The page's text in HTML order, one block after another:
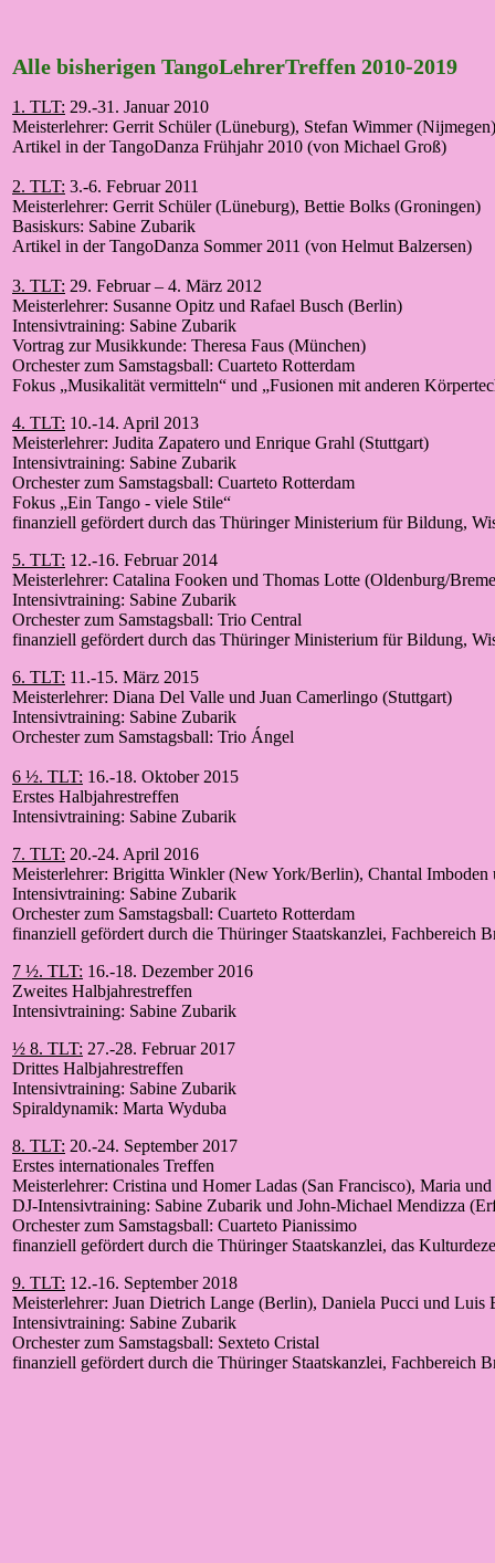
Alle bisherigen TangoLehrerTreffen 2010-2019
1. TLT: 29.-31. Januar 2010
Meisterlehrer: Gerrit Schüler (Lüneburg), Stefan Wimmer (Nijmegen)
Artikel in der TangoDanza Frühjahr 2010 (von Michael Groß)
2. TLT: 3.-6. Februar 2011
Meisterlehrer: Gerrit Schüler (Lüneburg), Bettie Bolks (Groningen)
Basiskurs: Sabine Zubarik
Artikel in der TangoDanza Sommer 2011 (von Helmut Balzersen)
3. TLT: 29. Februar – 4. März 2012
Meisterlehrer: Susanne Opitz und Rafael Busch (Berlin)
Intensivtraining: Sabine Zubarik
Vortrag zur Musikkunde: Theresa Faus (München)
Orchester zum Samstagsball: Cuarteto Rotterdam
Fokus „Musikalität vermitteln“ und „Fusionen mit anderen
4. TLT: 10.-14. April 2013
Meisterlehrer: Judita Zapatero und Enrique Grahl (Stuttgart)
Intensivtraining: Sabine Zubarik
Orchester zum Samstagsball: Cuarteto Rotterdam
Fokus „Ein Tango - viele Stile“
finanziell gefördert durch das Thüringer Ministerium für Bildung,
5. TLT: 12.-16. Februar 2014
Meisterlehrer: Catalina Fooken und Thomas Lotte (Oldenburg/
Intensivtraining: Sabine Zubarik
Orchester zum Samstagsball: Trio Central
finanziell gefördert durch das Thüringer Ministerium für Bildung,
6. TLT: 11.-15. März 2015
Meisterlehrer: Diana Del Valle und Juan Camerlingo (Stuttgart)
Intensivtraining: Sabine Zubarik
Orchester zum Samstagsball: Trio Ángel
6 ½. TLT: 16.-18. Oktober 2015
Erstes Halbjahrestreffen
Intensivtraining: Sabine Zubarik
7. TLT: 20.-24. April 2016
Meisterlehrer: Brigitta Winkler (New York/Berlin), Chantal Imboden
Intensivtraining: Sabine Zubarik
Orchester zum Samstagsball: Cuarteto Rotterdam
finanziell gefördert durch die Thüringer Staatskanzlei, Fachbereich
7 ½. TLT: 16.-18. Dezember 2016
Zweites Halbjahrestreffen
Intensivtraining: Sabine Zubarik
½ 8. TLT: 27.-28. Februar 2017
Drittes Halbjahrestreffen
Intensivtraining: Sabine Zubarik
Spiraldynamik: Marta Wyduba
8. TLT: 20.-24. September 2017
Erstes internationales Treffen
Meisterlehrer: Cristina und Homer Ladas (San Francisco), Maria
DJ-Intensivtraining: Sabine Zubarik und John-Michael Mendizza
Orchester zum Samstagsball: Cuarteto Pianissimo
finanziell gefördert durch die Thüringer Staatskanzlei, das
9. TLT: 12.-16. September 2018
Meisterlehrer: Juan Dietrich Lange (Berlin), Daniela Pucci und Luis
Intensivtraining: Sabine Zubarik
Orchester zum Samstagsball: Sexteto Cristal
finanziell gefördert durch die Thüringer Staatskanzlei, Fachbereich